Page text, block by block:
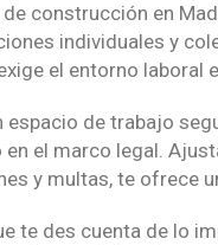
construcción en
individuales y
el entorno laboral
espacio de trabajo
en el marco legal.
y multas, te ofrece
te des cuenta de lo